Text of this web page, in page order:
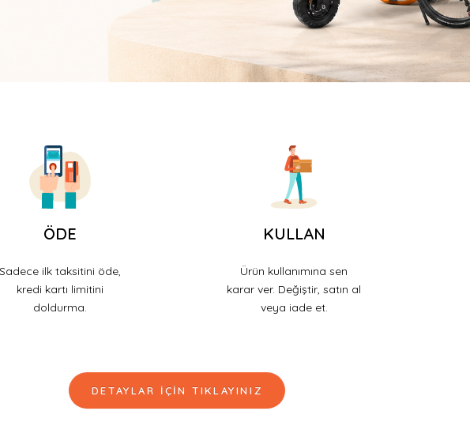
ÖDE
Sadece ilk taksitini öde,
kredi kartı limitini
doldurma.
KULLAN
Ürün kullanımına sen
karar ver. Değiştir, satın al
veya iade et.
DETAYLAR İÇİN TIKLAYINIZ